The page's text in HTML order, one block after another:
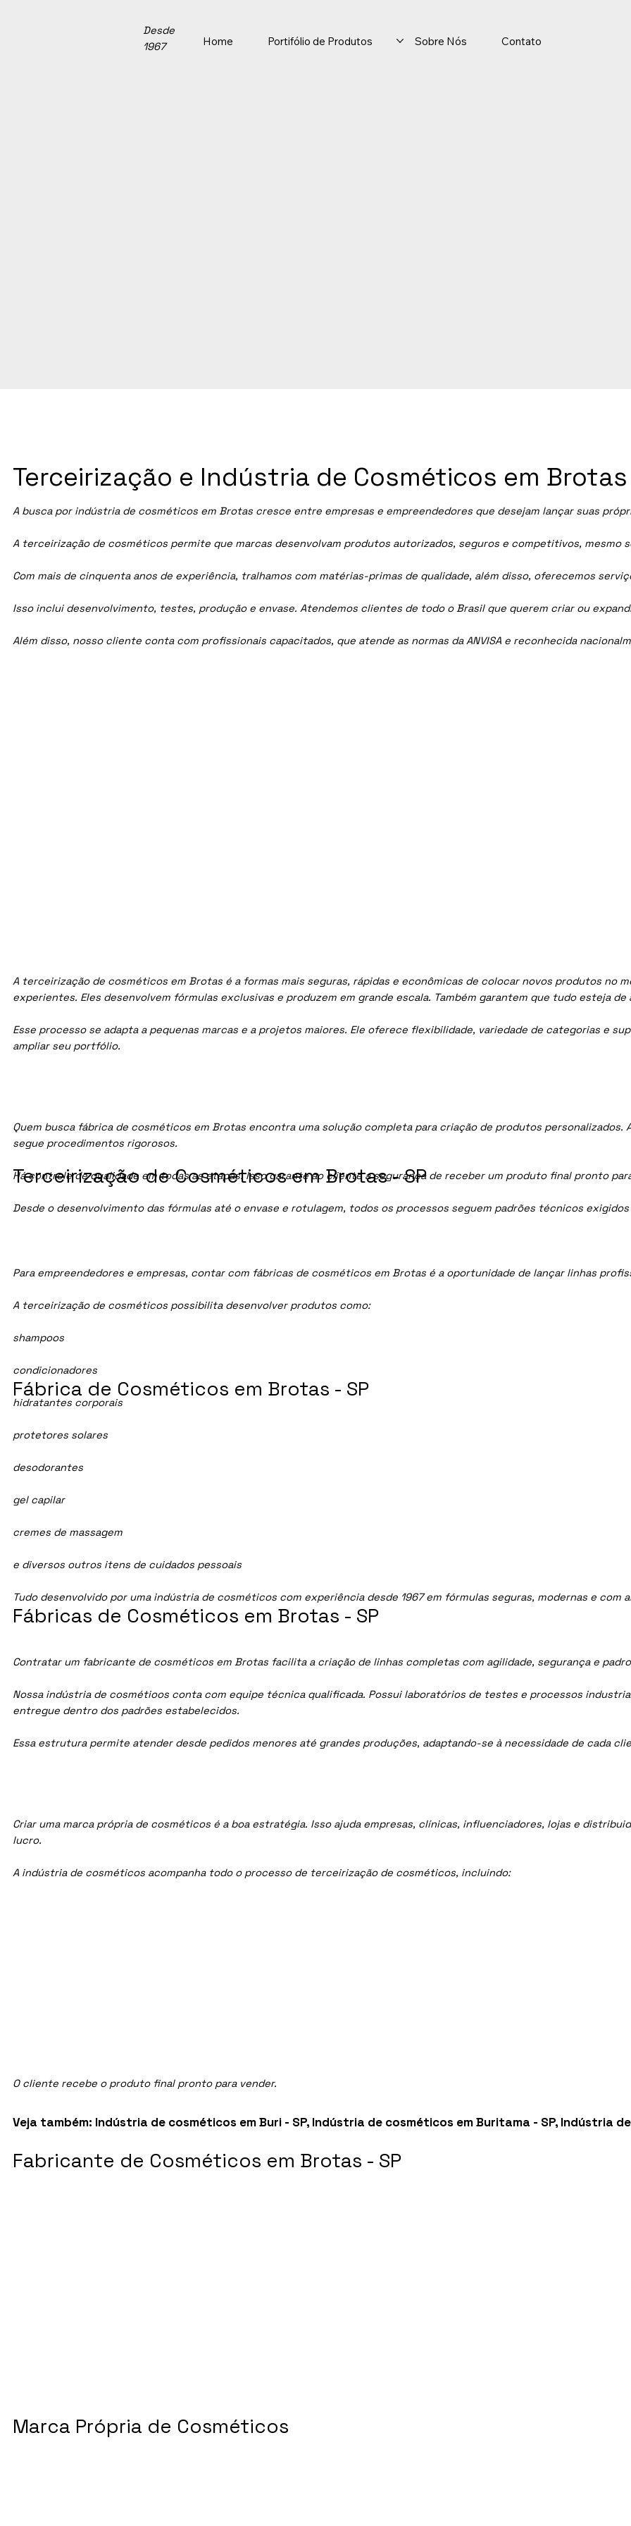
Home Portifólio de Produtos Sobre Nós Contato
Desde
1967
A busca por indústria de cosméticos emBrotas cresce entre empresas e empreendedores que desejam lançar suas
A terceirização de cosméticos permite que marcas desenvolvam produtos autorizados, seguros e competitivos, mesmo
Com mais de cinquenta anos de experiência, tralhamos com matérias-primas de qualidade, além disso, oferecemos
Isso inclui desenvolvimento, testes, produção e envase. Atendemos clientes de todo o Brasil que querem criar ou
Além disso, nosso cliente conta com profissionais capacitados, que atende as normas da ANVISA e reconhecida
A terceirização de cosméticos em Brotas é a formas mais seguras, rápidas e econômicas de colocar novos produtos no
experientes. Eles desenvolvem fórmulas exclusivas e produzem em grande escala. Também garantem que tudo esteja de
Esse processo se adapta a pequenas marcas e a projetos maiores. Ele oferece flexibilidade, variedade de categorias e
ampliar seu portfólio.
Quem busca fábrica de cosméticos em Brotas encontra uma solução completa para criação de produtos
segue procedimentos rigorosos.
Há controle de qualidade em todas as etapas. Isso garante ao cliente a segurança de receber um produto final pronto
Desde o desenvolvimento das fórmulas até o envase e rotulagem, todos os processos seguem padrões técnicos
Para empreendedores e empresas, contar com fábricas de cosméticos em Brotas é a oportunidade de lançar linhas
A terceirização de cosméticos possibilita desenvolver produtos como:
shampoos
condicionadores
hidratantes corporais
protetores solares
desodorantes
gel capilar
cremes de massagem
e diversos outros itens de cuidados pessoais
Tudo desenvolvido por uma indústria de cosméticos com experiência desde 1967 em fórmulas seguras, modernas e com
Contratar um fabricante de cosméticos em Brotas facilita a criação de linhas completas com agilidade, segurança e
Nossa indústria de cosmétioos conta com equipe técnica qualificada. Possui laboratórios de testes e processos
entregue dentro dos padrões estabelecidos.
Essa estrutura permite atender desde pedidos menores até grandes produções, adaptando-se à necessidade de cada
Criar uma marca própria de cosméticos é a boa estratégia. Isso ajuda empresas, clínicas, influenciadores, lojas e
lucro.
A indústria de cosméticos acompanha todo o processo de terceirização de cosméticos, incluindo:
O cliente recebe o produto final pronto para vender.
Veja também: Indústria de cosméticos em Buri - SP, Indústria de cosméticos em Buritama - SP, Indústria
Terceirização e Indústria de Cosméticos em Brotas
Fábrica de Cosméticos em Brotas - SP
Terceirização de Cosméticos em Brotas - SP
Fábricas de Cosméticos em Brotas - SP
Fabricante de Cosméticos em Brotas - SP
Marca Própria de Cosméticos